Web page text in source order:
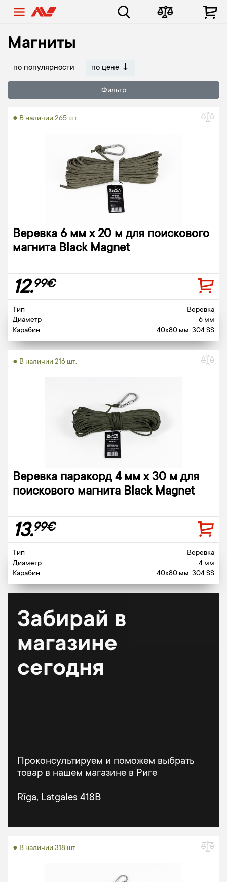
Магниты
по популярности по цене ↓
Фильтр
● В наличии 265 шт.
Веревка 6 мм х 20 м для поискового
магнита Black Magnet
12.99€
Тип
Веревка
Диаметр
6 мм
Карабин
40x80 мм, 304 SS
● В наличии 216 шт.
Веревка паракорд 4 мм х 30 м для
поискового магнита Black Magnet
13.99€
Тип
Веревка
Диаметр
4 мм
Карабин
40x80 мм, 304 SS
Забирай в
магазине
сегодня
Проконсультируем и поможем выбрать
товар в нашем магазине в Риге
Rīga, Latgales 418B
● В наличии 318 шт.